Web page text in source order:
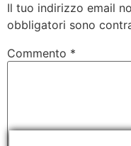
Il tuo indirizzo email
obbligatori sono
Commento *